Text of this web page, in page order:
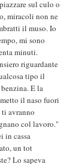
sul culo o
miracoli non ne
il muso. Io
mi sono
minuti.
riguardante
tipo il
E la
il naso fuori
ti avranno
col lavoro."
in cassa
un tot
Lo sapeva